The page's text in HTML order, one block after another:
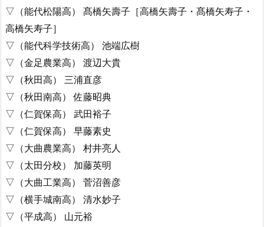
▽（能代松陽高） 髙橋矢壽子［高橋矢壽子・髙橋矢寿子・
高橋矢寿子］
▽（能代科学技術高） 池端広樹
▽（金足農業高） 渡辺大貴
▽（秋田高） 三浦直彦
▽（秋田南高） 佐藤昭典
▽（仁賀保高） 武田裕子
▽（仁賀保高） 早藤素史
▽（大曲農業高） 村井亮人
▽（太田分校） 加藤英明
▽（大曲工業高） 菅沼善彦
▽（横手城南高） 清水妙子
▽（平成高） 山元裕